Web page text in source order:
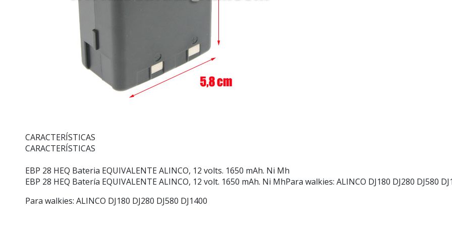
CARACTERÍSTICAS
CARACTERÍSTICAS
EBP 28 HEQ Bateria EQUIVALENTE ALINCO, 12 volts. 1650 mAh. Ni Mh
EBP 28 HEQ Batería EQUIVALENTE ALINCO, 12 volt. 1650 mAh. Ni MhPara walkies: ALINCO DJ180 DJ280 DJ580
Para walkies: ALINCO DJ180 DJ280 DJ580 DJ1400